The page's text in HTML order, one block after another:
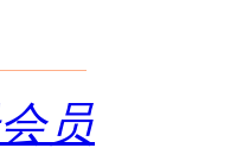
员